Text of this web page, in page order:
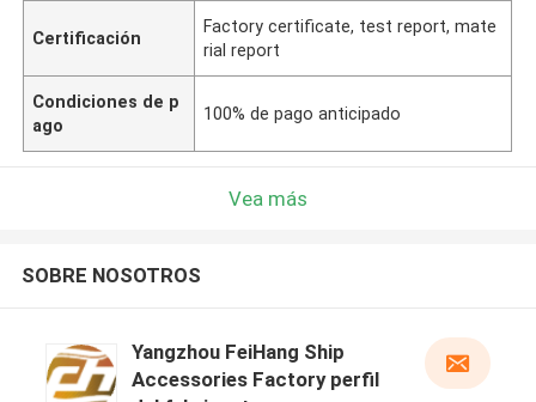
Certificación
Factory certificate, test report, mate
rial report
Condiciones de p
ago
100% de pago anticipado
Vea más
SOBRE NOSOTROS
Yangzhou FeiHang Ship
Accessories Factory perfil